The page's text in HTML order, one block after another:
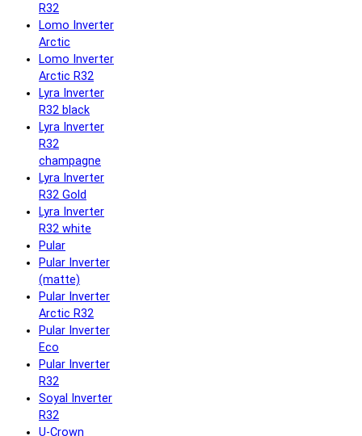
R32
Lomo Inverter
Arctic
Lomo Inverter
Arctic R32
Lyra Inverter
R32 black
Lyra Inverter
R32
champagne
Lyra Inverter
R32 Gold
Lyra Inverter
R32 white
Pular
Pular Inverter
(matte)
Pular Inverter
Arctic R32
Pular Inverter
Eco
Pular Inverter
R32
Soyal Inverter
R32
U-Crown